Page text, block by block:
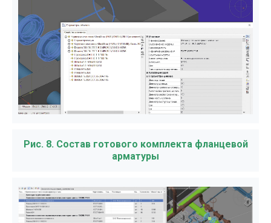
Рис. 8. Состав готового комплекта фланцевой
арматуры